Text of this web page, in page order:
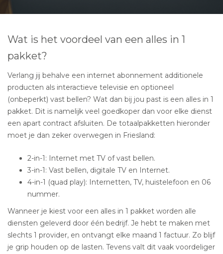
Wat is het voordeel van een alles in 1
pakket?
Verlang jij behalve een internet abonnement additionele
producten als interactieve televisie en optioneel
(onbeperkt) vast bellen? Wat dan bij jou past is een alles in 1
pakket. Dit is namelijk veel goedkoper dan voor elke dienst
een apart contract afsluiten. De totaalpakketten hieronder
moet je dan zeker overwegen in Friesland:
2-in-1: Internet met TV of vast bellen.
3-in-1: Vast bellen, digitale TV en Internet.
4-in-1 (quad play): Internetten, TV, huistelefoon en 06
nummer.
Wanneer je kiest voor een alles in 1 pakket worden alle
diensten geleverd door één bedrijf. Je hebt te maken met
slechts 1 provider, en ontvangt elke maand 1 factuur. Zo blijf
je grip houden op de lasten. Tevens valt dit vaak voordeliger